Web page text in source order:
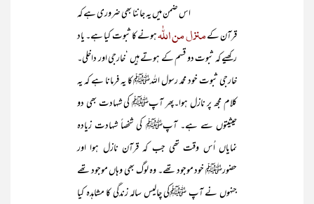
اس ضمن میں یہ جاننا بھی ضروری ہے کہ
قرآن کےمنزل من اللّٰہہونے کا ثبوت کیا ہے۔ یاد
رکھیے کہ ثبوت دو قسم کے ہوتے ہیں ‘خارجی اور داخلی۔
خارجی ثبوت خود محمد رسول اللہﷺ کا یہ فرمانا ہے کہ یہ
کلام مجھ پر نازل ہوا۔پھر آپﷺ کی شہادت بھی دو
حیثیتوں سے ہے۔ آپﷺ کی شخصاً شہادت زیادہ
نمایاں اُس وقت تھی جب کہ قرآن نازل ہوا اور
حضورﷺ خود موجود تھے۔ وہ لوگ بھی وہاں موجود تھے
جنہوں نے آپ ﷺکی چالیس سالہ زندگی کا مشاہدہ کیا